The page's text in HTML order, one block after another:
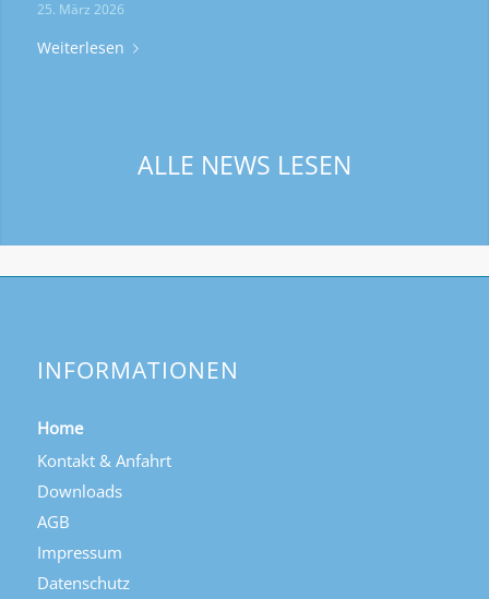
25. März 2026
Weiterlesen
ALLE NEWS LESEN
INFORMATIONEN
Home
Kontakt & Anfahrt
Downloads
AGB
Impressum
Datenschutz